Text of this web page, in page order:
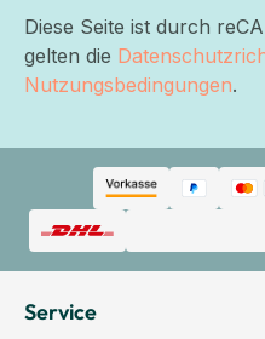
Diese Seite ist durch
gelten die
Nutzungsbedingungen.
Service